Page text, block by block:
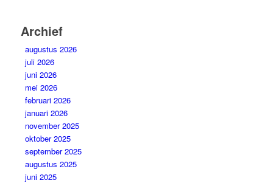
Archief
augustus 2026
juli 2026
juni 2026
mei 2026
februari 2026
januari 2026
november 2025
oktober 2025
september 2025
augustus 2025
juni 2025